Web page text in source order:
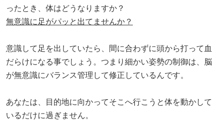
ったとき、体はどうなりますか？
無意識に足がパッと出てませんか？
意識して足を出していたら、間に合わずに頭から打って血
だらけになる事でしょう。つまり細かい姿勢の制御は、脳
が無意識にバランス管理して修正しているんです。
あなたは、目的地に向かってそこへ行こうと体を動かして
いるだけに過ぎません。